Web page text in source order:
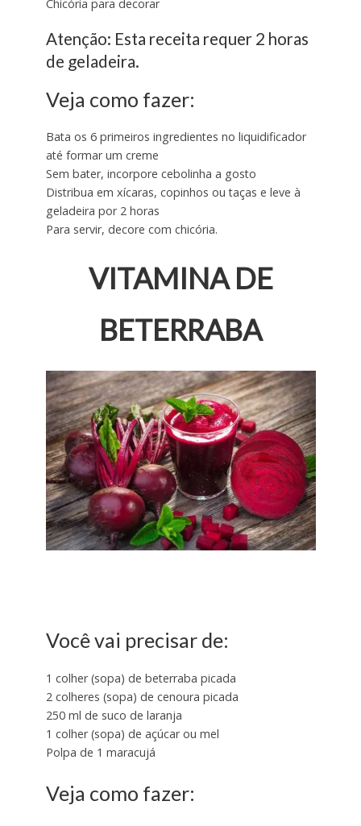
Chicória para decorar
Atenção: Esta receita requer 2 horas
de geladeira.
Veja como fazer:
Bata os 6 primeiros ingredientes no liquidificador
até formar um creme
Sem bater, incorpore cebolinha a gosto
Distribua em xícaras, copinhos ou taças e leve à
geladeira por 2 horas
Para servir, decore com chicória.
VITAMINA DE
BETERRABA
Você vai precisar de:
1 colher (sopa) de beterraba picada
2 colheres (sopa) de cenoura picada
250 ml de suco de laranja
1 colher (sopa) de açúcar ou mel
Polpa de 1 maracujá
Veja como fazer: